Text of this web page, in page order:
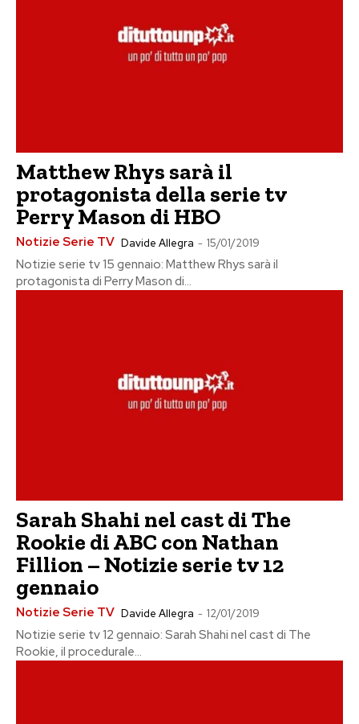
Matthew Rhys sarà il
protagonista della serie tv
Perry Mason di HBO
Notizie Serie TV Davide Allegra - 15/01/2019
Notizie serie tv 15 gennaio: Matthew Rhys sarà il
protagonista di Perry Mason di...
Sarah Shahi nel cast di The
Rookie di ABC con Nathan
Fillion – Notizie serie tv 12
gennaio
Notizie Serie TV Davide Allegra - 12/01/2019
Notizie serie tv 12 gennaio: Sarah Shahi nel cast di The
Rookie, il procedurale...